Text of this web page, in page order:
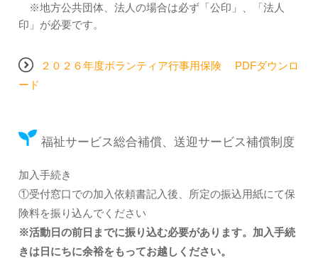
※地方公共団体、法人の場合は必ず「公印」、「法人
印」が必要です。
２０２６年度ボランティア行事用保険 PDFダウンロ
ード
福祉サービス総合補償、送迎サービス補償制度
加入手続き
①受付窓口での加入依頼書記入後、所定の振込用紙にて保
険料を振り込んでください
※活動日の前日までに振り込む必要があります。加入手続
きは日にちに余裕をもってお越しください。